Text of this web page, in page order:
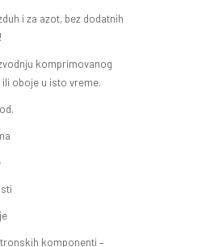
i za azot, bez dodatnih
komprimovanog
oboje u isto vreme.
komponenti –